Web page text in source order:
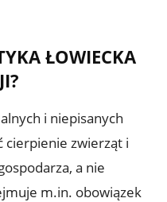
ŁOWIECKA
i niepisanych
cierpienie zwierząt i
a nie
m.in. obowiązek